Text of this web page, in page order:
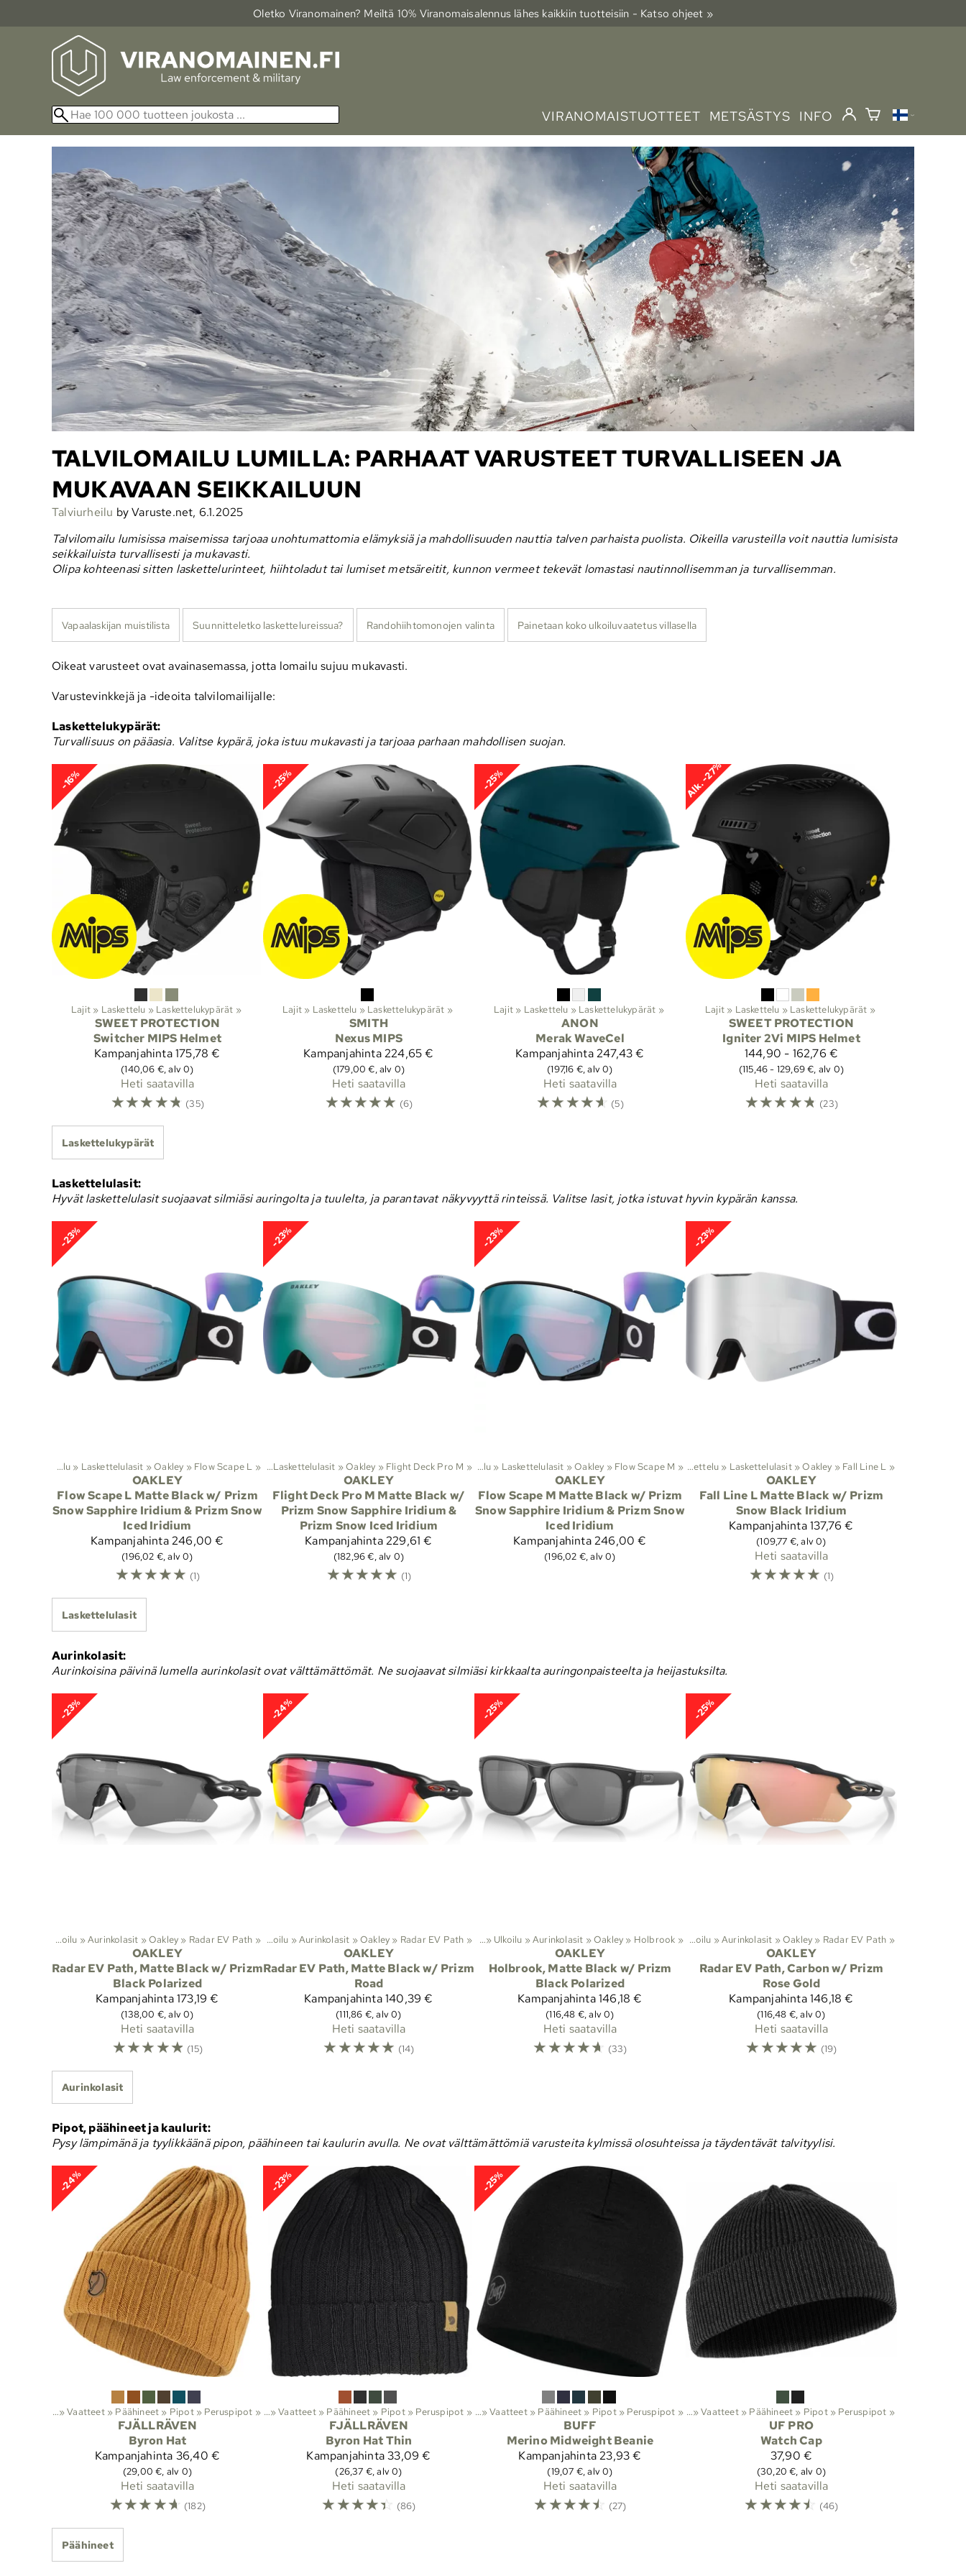
Oletko Viranomainen? Meiltä 10% Viranomais­alennus lähes kaikkiin tuotteisiin - Katso ohjeet »
VIRANOMAISTUOTTEET METSÄSTYS INFO
TALVILOMAILU LUMILLA: PARHAAT VARUSTEET TURVALLISEEN JA
MUKAVAAN SEIKKAILUUN
Talviurheilu by Varuste.net, 6.1.2025
Talvilomailu lumisissa maisemissa tarjoaa unohtumattomia elämyksiä ja mahdollisuuden nauttia talven parhaista puolista. Oikeilla varusteilla voit nauttia lumisista
seikkailuista turvallisesti ja mukavasti.
Olipa kohteenasi sitten laskettelurinteet, hiihtoladut tai lumiset metsäreitit, kunnon vermeet tekevät lomastasi nautinnollisemman ja turvallisemman.
Vapaalaskijan muistilista Suunnitteletko laskettelureissua? Randohiihtomonojen valinta Painetaan koko ulkoiluvaatetus villasella
Oikeat varusteet ovat avainasemassa, jotta lomailu sujuu mukavasti.
Varustevinkkejä ja -ideoita talvilomailijalle:
Laskettelukypärät:
Turvallisuus on pääasia. Valitse kypärä, joka istuu mukavasti ja tarjoaa parhaan mahdollisen suojan.
-16%
Lajit ‪» Laskettelu ‪» Laskettelukypärät ‪»
SWEET PROTECTION
Switcher MIPS Helmet
Kampanjahinta175,78 €
(140,06 €, alv 0)
Heti saatavilla
☆☆☆☆☆ (35)
-25%
Lajit ‪» Laskettelu ‪» Laskettelukypärät ‪»
SMITH
Nexus MIPS
Kampanjahinta224,65 €
(179,00 €, alv 0)
Heti saatavilla
☆☆☆☆☆ (6)
-25%
Lajit ‪» Laskettelu ‪» Laskettelukypärät ‪»
ANON
Merak WaveCel
Kampanjahinta247,43 €
(197,16 €, alv 0)
Heti saatavilla
☆☆☆☆☆ (5)
Alk. -27%
Lajit ‪» Laskettelu ‪» Laskettelukypärät ‪»
SWEET PROTECTION
Igniter 2Vi MIPS Helmet
144,90 - 162,76 €
(115,46 - 129,69 €, alv 0)
Heti saatavilla
☆☆☆☆☆ (23)
Laskettelukypärät
Laskettelulasit:
Hyvät laskettelulasit suojaavat silmiäsi auringolta ja tuulelta, ja parantavat näkyvyyttä rinteissä. Valitse lasit, jotka istuvat hyvin kypärän kanssa.
-23%
Laskettelu ‪» Laskettelulasit ‪»Oakley ‪» Flow Scape L ‪»
OAKLEY
Flow Scape L Matte Black w/ Prizm
Snow Sapphire Iridium & Prizm Snow
Iced Iridium
Kampanjahinta246,00 €
(196,02 €, alv 0)
☆☆☆☆☆ (1)
-23%
Lajit ‪» Laskettelu ‪» Laskettelulasit ‪»Oakley ‪» Flight Deck Pro M ‪»
OAKLEY
Flight Deck Pro M Matte Black w/
Prizm Snow Sapphire Iridium &
Prizm Snow Iced Iridium
Kampanjahinta229,61 €
(182,96 €, alv 0)
☆☆☆☆☆ (1)
-23%
Lajit ‪» Laskettelu ‪» Laskettelulasit ‪»Oakley ‪» Flow Scape M ‪»
OAKLEY
Flow Scape M Matte Black w/ Prizm
Snow Sapphire Iridium & Prizm Snow
Iced Iridium
Kampanjahinta246,00 €
(196,02 €, alv 0)
-23%
Lajit ‪» Laskettelu ‪» Laskettelulasit ‪»Oakley ‪» Fall Line L ‪»
OAKLEY
Fall Line L Matte Black w/ Prizm
Snow Black Iridium
Kampanjahinta137,76 €
(109,77 €, alv 0)
Heti saatavilla
☆☆☆☆☆ (1)
Laskettelulasit
Aurinkolasit:
Aurinkoisina päivinä lumella aurinkolasit ovat välttämättömät. Ne suojaavat silmiäsi kirkkaalta auringonpaisteelta ja heijastuksilta.
-23%
Ulkoilu ‪»Aurinkolasit ‪»Oakley ‪» Radar EV Path ‪»
OAKLEY
Radar EV Path, Matte Black w/ Prizm
Black Polarized
Kampanjahinta173,19 €
(138,00 €, alv 0)
Heti saatavilla
☆☆☆☆☆ (15)
-24%
Lajit‪» Ulkoilu ‪»Aurinkolasit ‪»Oakley ‪» Radar EV Path ‪»
OAKLEY
Radar EV Path, Matte Black w/ Prizm
Road
Kampanjahinta140,39 €
(111,86 €, alv 0)
Heti saatavilla
☆☆☆☆☆ (14)
-25%
Lajit ‪» Ulkoilu ‪»Aurinkolasit ‪»Oakley ‪» Holbrook ‪»
OAKLEY
Holbrook, Matte Black w/ Prizm
Black Polarized
Kampanjahinta146,18 €
(116,48 €, alv 0)
Heti saatavilla
☆☆☆☆☆ (33)
-25%
Lajit‪» Ulkoilu ‪»Aurinkolasit ‪»Oakley ‪» Radar EV Path ‪»
OAKLEY
Radar EV Path, Carbon w/ Prizm
Rose Gold
Kampanjahinta146,18 €
(116,48 €, alv 0)
Heti saatavilla
☆☆☆☆☆ (19)
Aurinkolasit
Pipot, päähineet ja kaulurit:
Pysy lämpimänä ja tyylikkäänä pipon, päähineen tai kaulurin avulla. Ne ovat välttämättömiä varusteita kylmissä olosuhteissa ja täydentävät talvityylisi.
-24%
Ulkoilu ‪»Vaatteet ‪» Päähineet ‪» Pipot ‪» Peruspipot ‪»
FJÄLLRÄVEN
Byron Hat
Kampanjahinta 36,40 €
(29,00 €, alv 0)
Heti saatavilla
☆☆☆☆☆ (182)
-23%
Lajit ‪» Ulkoilu ‪»Vaatteet ‪» Päähineet ‪» Pipot ‪» Peruspipot ‪»
FJÄLLRÄVEN
Byron Hat Thin
Kampanjahinta33,09 €
(26,37 €, alv 0)
Heti saatavilla
☆☆☆☆☆ (86)
-25%
Lajit ‪» Ulkoilu ‪»Vaatteet ‪» Päähineet ‪» Pipot ‪» Peruspipot ‪»
BUFF
Merino Midweight Beanie
Kampanjahinta23,93 €
(19,07 €, alv 0)
Heti saatavilla
☆☆☆☆☆ (27)
Lajit ‪» Ulkoilu ‪»Vaatteet ‪» Päähineet ‪» Pipot ‪» Peruspipot ‪»
UF PRO
Watch Cap
37,90 €
(30,20 €, alv 0)
Heti saatavilla
☆☆☆☆☆ (46)
Päähineet